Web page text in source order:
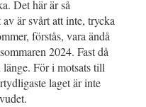
Det här är så
är svårt att inte, trycka
förstås, vara ändå
2024. Fast då
länge. För i motsats till
laget är inte